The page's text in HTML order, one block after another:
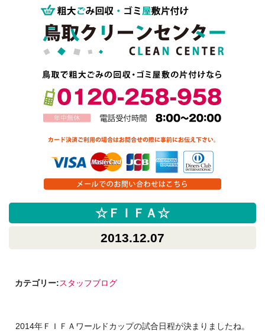
☆ＦＩＦＡ☆
2013.12.07
カテゴリー:スタッフブログ
2014年ＦＩＦＡワールドカップの試合日程が決まりましたね。